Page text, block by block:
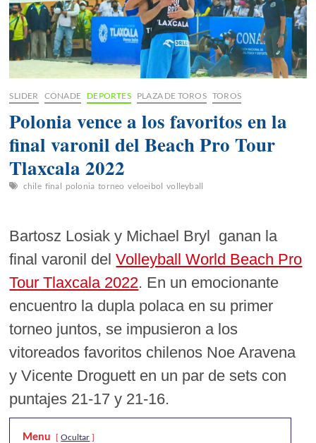
SLIDER CONADE DEPORTES PLAZA DE TOROS TOROS
Polonia vence a los favoritos en la
final varonil del Beach Pro Tour
Tlaxcala 2022
chile final polonia torneo veloeibol volleyball
Bartosz Losiak y Michael Bryl ganan la
final varonil delVolleyball World Beach Pro
Tour Tlaxcala 2022. En un emocionante
encuentro la dupla polaca en su primer
torneo juntos, se impusieron a los
vitoreados favoritos chilenos Noe Aravena
y Vicente Droguett en un par de sets con
puntajes 21-17 y 21-16.
Menu Ocultar